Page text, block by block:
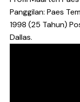
Panggilan: Paes
1998 (25 Tahun)
Dallas.